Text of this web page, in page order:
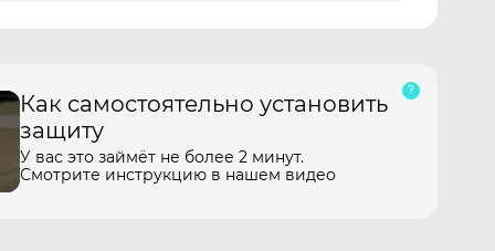
Как самостоятельно установить
защиту
У вас это займёт не более 2 минут.
Смотрите инструкцию в нашем видео